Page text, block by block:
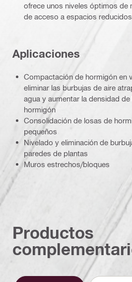
ofrece unos niveles óptimos de
de acceso a espacios reducidos
Aplicaciones
Compactación de hormigón en
eliminar las burbujas de aire
agua y aumentar la densidad
hormigón
Consolidación de losas de
pequeños
Nivelado y eliminación de
paredes de plantas
Muros estrechos/bloques
Productos